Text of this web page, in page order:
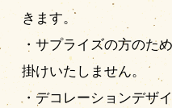
きます。
・サプライズの方のた
掛けいたしません。
・デコレーションデザ